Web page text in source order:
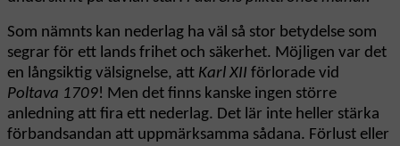
Som nämnts kan nederlag ha väl så stor betydelse som
segrar för ett lands frihet och säkerhet. Möjligen var det
en långsiktig välsignelse, att Karl XII förlorade vid
Poltava 1709! Men det finns kanske ingen större
anledning att fira ett nederlag. Det lär inte heller stärka
förbandsandan att uppmärksamma sådana. Förlust eller